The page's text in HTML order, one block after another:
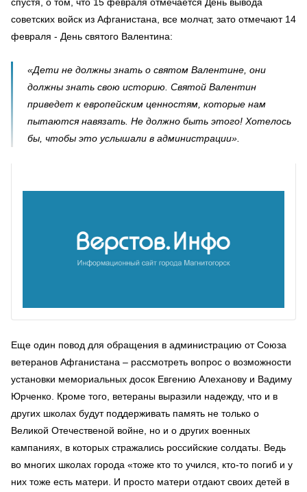
советских войск из Афганистана, все молчат, зато отмечают 14
февраля - День святого Валентина:
«Дети не должны знать о святом Валентине, они
должны знать свою историю. Святой Валентин
приведет к европейским ценностям, которые нам
пытаются навязать. Не должно быть этого! Хотелось
бы, чтобы это услышали в администрации».
Еще один повод для обращения в администрацию от Союза
ветеранов Афганистана – рассмотреть вопрос о возможности
установки мемориальных досок Евгению Алеханову и Вадиму
Юрченко. Кроме того, ветераны выразили надежду, что и в
других школах будут поддерживать память не только о
Великой Отечественой войне, но и о других военных
кампаниях, в которых стражались российские солдаты. Ведь
во многих школах города «тоже кто то учился, кто-то погиб и у
них тоже есть матери. И просто матери отдают своих детей в